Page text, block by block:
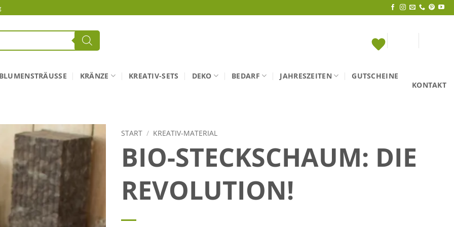
BLUMENSTRÄUSSE KRÄNZE KREATIV-SETS DEKO BEDARF JAHRESZEITEN
GUTSCHEINE
KONTAKT
START / KREATIV-MATERIAL
BIO-STECKSCHAUM: DIE
REVOLUTION!